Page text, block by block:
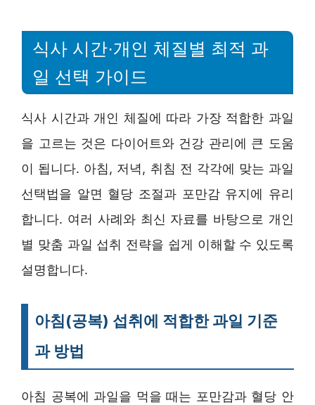
식사 시간·개인 체질별 최적 과
일 선택 가이드
식사 시간과 개인 체질에 따라 가장 적합한 과일
을 고르는 것은 다이어트와 건강 관리에 큰 도움
이 됩니다. 아침, 저녁, 취침 전 각각에 맞는 과일
선택법을 알면 혈당 조절과 포만감 유지에 유리
합니다. 여러 사례와 최신 자료를 바탕으로 개인
별 맞춤 과일 섭취 전략을 쉽게 이해할 수 있도록
설명합니다.
아침(공복) 섭취에 적합한 과일 기준
과 방법
아침 공복에 과일을 먹을 때는 포만감과 혈당 안